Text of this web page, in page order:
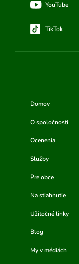
YouTube
TikTok
Domov
O spoločnosti
Ocenenia
Služby
Pre obce
Na stiahnutie
Užitočné linky
Blog
My v médiách